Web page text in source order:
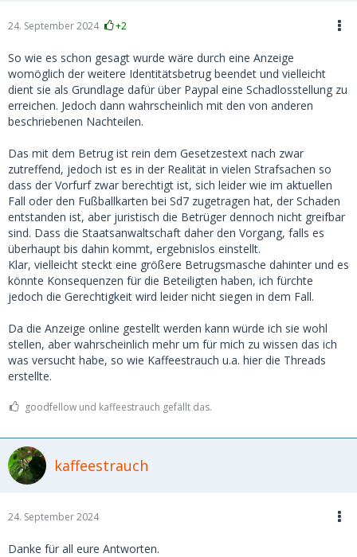
24. September 2024 +2
So wie es schon gesagt wurde wäre durch eine Anzeige
womöglich der weitere Identitätsbetrug beendet und vielleicht
dient sie als Grundlage dafür über Paypal eine Schadlosstellung zu
erreichen. Jedoch dann wahrscheinlich mit den von anderen
beschriebenen Nachteilen.
Das mit dem Betrug ist rein dem Gesetzestext nach zwar
zutreffend, jedoch ist es in der Realität in vielen Strafsachen so
dass der Vorfurf zwar berechtigt ist, sich leider wie im aktuellen
Fall oder den Fußballkarten bei Sd7 zugetragen hat, der Schaden
entstanden ist, aber juristisch die Betrüger dennoch nicht greifbar
sind. Dass die Staatsanwaltschaft daher den Vorgang, falls es
überhaupt bis dahin kommt, ergebnislos einstellt.
Klar, vielleicht steckt eine größere Betrugsmasche dahinter und es
könnte Konsequenzen für die Beteiligten haben, ich fürchte
jedoch die Gerechtigkeit wird leider nicht siegen in dem Fall.
Da die Anzeige online gestellt werden kann würde ich sie wohl
stellen, aber wahrscheinlich mehr um für mich zu wissen das ich
was versucht habe, so wie Kaffeestrauch u.a. hier die Threads
erstellte.
goodfellow und kaffeestrauch gefällt das.
kaffeestrauch
24. September 2024
Danke für all eure Antworten.